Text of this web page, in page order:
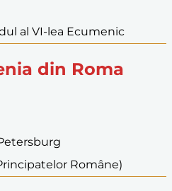
al VI-lea Ecumenic
din Roma
Române)